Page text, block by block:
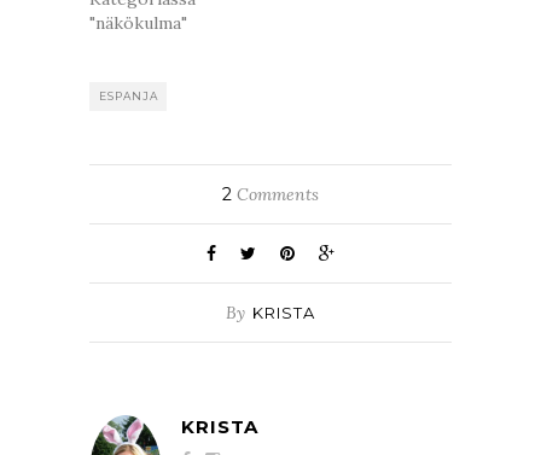
"näkökulma"
ESPANJA
2 Comments
By KRISTA
KRISTA